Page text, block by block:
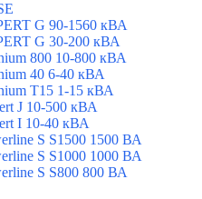
G 90-1560 кВА
G 30-200 кВА
800 10-800 кВА
40 6-40 кВА
T15 1-15 кВА
J 10-500 кВА
I 10-40 кВА
S S1500 1500 ВА
S S1000 1000 ВА
S S800 800 ВА